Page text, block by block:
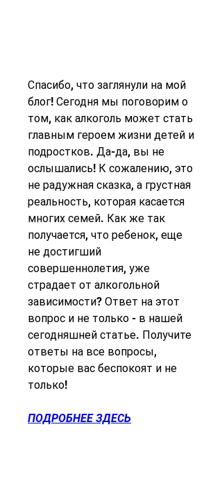
Спасибо, что заглянули на мой
блог! Сегодня мы поговорим о
том, как алкоголь может стать
главным героем жизни детей и
подростков. Да-да, вы не
ослышались! К сожалению, это
не радужная сказка, а грустная
реальность, которая касается
многих семей. Как же так
получается, что ребенок, еще
не достигший
совершеннолетия, уже
страдает от алкогольной
зависимости? Ответ на этот
вопрос и не только - в нашей
сегодняшней статье. Получите
ответы на все вопросы,
которые вас беспокоят и не
только!
ПОДРОБНЕЕ ЗДЕСЬ